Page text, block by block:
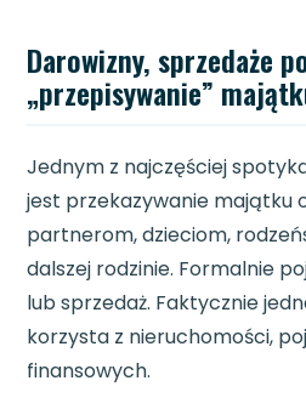
Darowizny, sprzedaże
„przepisywanie”
Jednym z najczęściej
jest przekazywanie majątku
partnerom, dzieciom,
dalszej rodzinie. Formalnie
lub sprzedaż. Faktycznie
korzysta z nieruchomości,
finansowych.